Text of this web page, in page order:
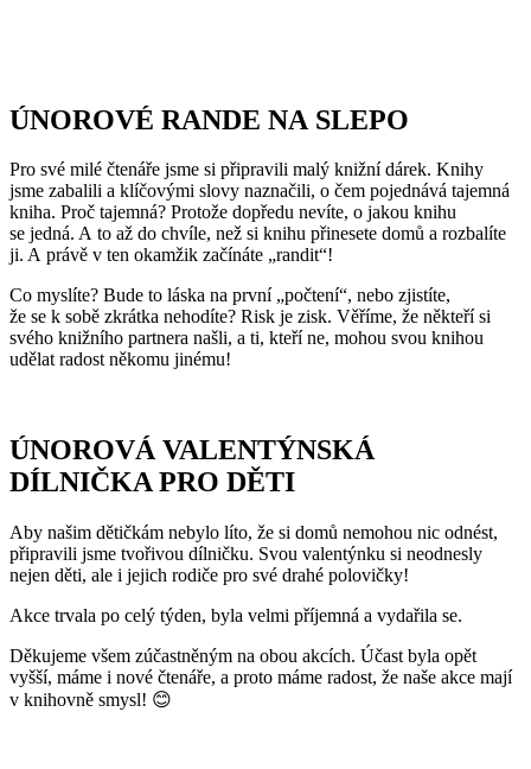
ÚNOROVÉ RANDE NA SLEPO
Pro své milé čtenáře jsme si připravili malý knižní dárek. Knihy
jsme zabalili a klíčovými slovy naznačili, o čem pojednává tajemná
kniha. Proč tajemná? Protože dopředu nevíte, o jakou knihu
se jedná. A to až do chvíle, než si knihu přinesete domů a rozbalíte
ji. A právě v ten okamžik začínáte „randit“!
Co myslíte? Bude to láska na první „počtení“, nebo zjistíte,
že se k sobě zkrátka nehodíte? Risk je zisk. Věříme, že někteří si
svého knižního partnera našli, a ti, kteří ne, mohou svou knihou
udělat radost někomu jinému!
ÚNOROVÁ VALENTÝNSKÁ
DÍLNIČKA PRO DĚTI
Aby našim dětičkám nebylo líto, že si domů nemohou nic odnést,
připravili jsme tvořivou dílničku. Svou valentýnku si neodnesly
nejen děti, ale i jejich rodiče pro své drahé polovičky!
Akce trvala po celý týden, byla velmi příjemná a vydařila se.
Děkujeme všem zúčastněným na obou akcích. Účast byla opět
vyšší, máme i nové čtenáře, a proto máme radost, že naše akce mají
v knihovně smysl! 😊